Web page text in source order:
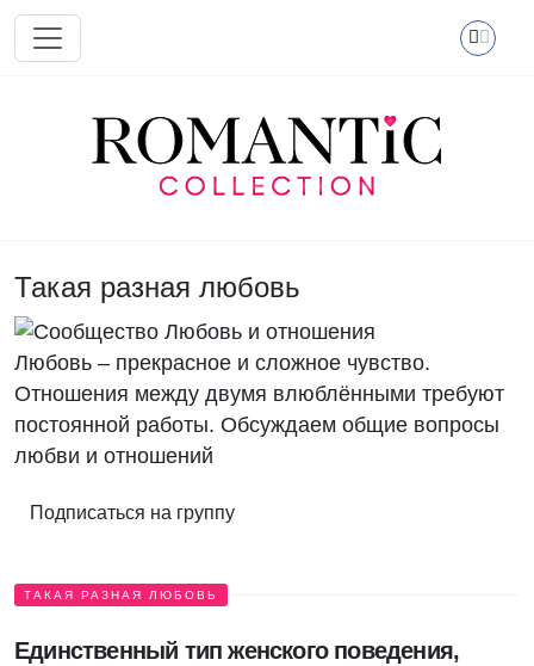
Перейти к основному содержанию
Такая разная любовь
Любовь – прекрасное и сложное чувство.
Отношения между двумя влюблёнными требуют
постоянной работы. Обсуждаем общие вопросы
любви и отношений
Подписаться на группу
ТАКАЯ РАЗНАЯ ЛЮБОВЬ
Единственный тип женского поведения,